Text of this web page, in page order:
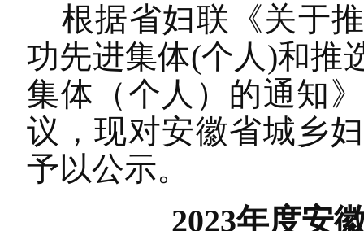
根据省妇联《关于
功先进集体(个人)和推
集体（个人）的通知
议，现对安徽省城乡
予以公示。
2023年度安